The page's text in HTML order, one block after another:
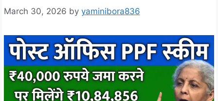
March 30, 2026 by yaminibora836